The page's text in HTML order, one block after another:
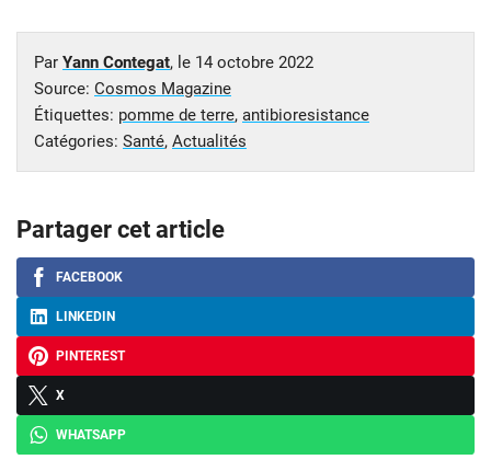
Par Yann Contegat, le 14 octobre 2022
Source: Cosmos Magazine
Étiquettes: pomme de terre, antibioresistance
Catégories: Santé, Actualités
Partager cet article
FACEBOOK
LINKEDIN
PINTEREST
X
WHATSAPP